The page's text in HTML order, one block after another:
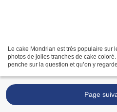
Le cake Mondrian est très populaire sur
photos de jolies tranches de cake
penche sur la question et qu’on y
Page